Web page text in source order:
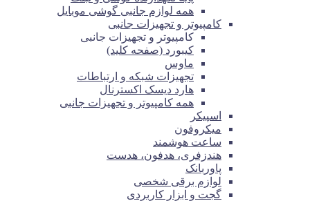
همه لوازم جانبی گوشی موبایل
کامپیوتر و تجهیزات جانبی
کامپیوتر و تجهیزات جانبی
کیبورد (صفحه کلید)
ماوس
تجهیزات شبکه و ارتباطات
هارد دیسک اکسترنال
همه کامپیوتر و تجهیزات جانبی
اسپیکر
میکروفون
ساعت هوشمند
هندزفری، هدفون، هدست
پاوربانک
لوازم برقی شخصی
گجت و ابزار کاربردی